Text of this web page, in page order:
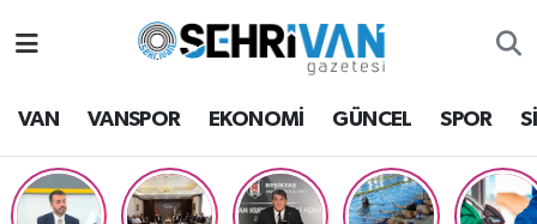
VAN VANSPOR EKONOMİ GÜNCEL SPOR
Van Hava Durumu
VAN Namaz Vakitleri